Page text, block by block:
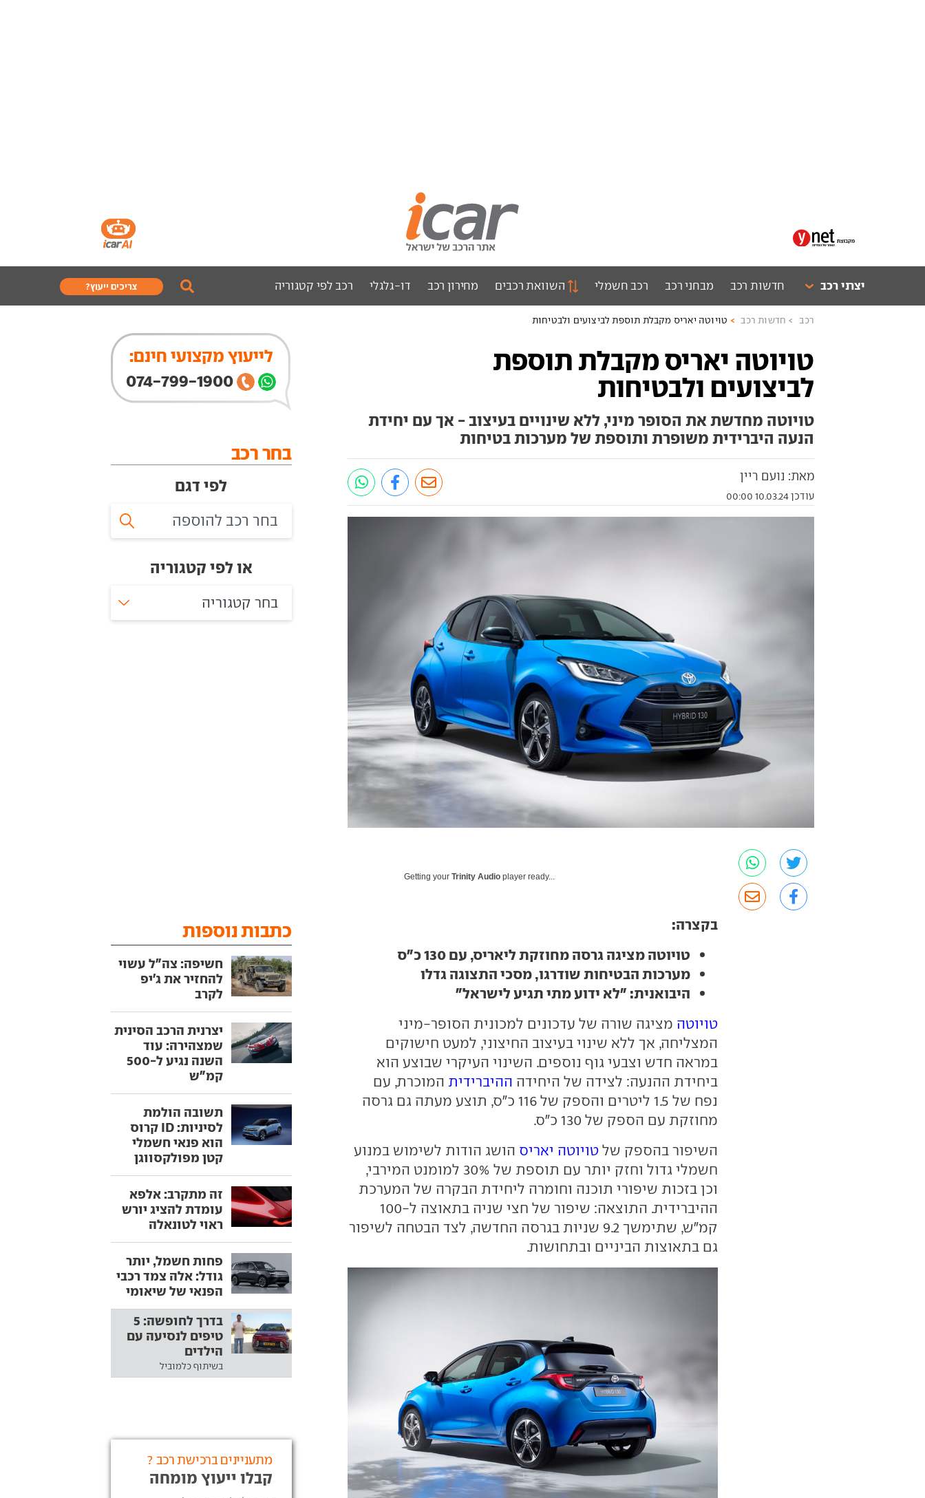
יצרני רכב חדשות רכב מבחני רכב רכב חשמלי השוואת רכבים מחירון רכב דו-גלגלי רכב לפי קטגוריה צריכים ייעוץ?
רכב חדשות רכב טויוטה יאריס מקבלת תוספת לביצועים ולבטיחות
טויוטה יאריס מקבלת תוספת
לביצועים ולבטיחות
טויוטה מחדשת את הסופר מיני, ללא שינויים בעיצוב - אך עם יחידת
הנעה היברידית משופרת ותוספת של מערכות בטיחות
מאת: נועם ריין
עודכן 10.03.24 00:00
Getting yourTrinity Audio player ready...
בקצרה:
טויוטה מציגה גרסה מחוזקת ליאריס, עם 130 כ"ס
מערכות הבטיחות שודרגו, מסכי התצוגה גדלו
היבואנית: "לא ידוע מתי תגיע לישראל"
טויוטה מציגה שורה של עדכונים למכונית הסופר-מיני
המצליחה, אך ללא שינוי בעיצוב החיצוני, למעט חישוקים
במראה חדש וצבעי גוף נוספים. השינוי העיקרי שבוצע הוא
ביחידת ההנעה: לצידה של היחידה ההיברידית המוכרת, עם
נפח של 1.5 ליטרים והספק של 116 כ"ס, תוצע מעתה גם גרסה
מחוזקת עם הספק של 130 כ"ס.
השיפור בהספק של טויוטה יאריס הושג הודות לשימוש במנוע
חשמלי גדול וחזק יותר עם תוספת של 30% למומנט המירבי,
וכן בזכות שיפורי תוכנה וחומרה ליחידת הבקרה של המערכת
ההיברידית. התוצאה: שיפור של חצי שניה בתאוצה ל-100
קמ"ש, שתימשך 9.2 שניות בגרסה החדשה, לצד הבטחה לשיפור
גם בתאוצות הביניים ובתחושות.
לייעוץ מקצועי חינם:
074-799-1900
בחר רכב
לפי דגם
או לפי קטגוריה
בחר קטגוריה
כתבות נוספות
חשיפה: צה"ל עשוי
להחזיר את ג'יפ
לקרב
יצרנית הרכב הסינית
שמצהירה: עוד
השנה נגיע ל-500
קמ"ש
תשובה הולמת
לסיניות: ID קרוס
הוא פנאי חשמלי
קטן מפולקסווגן
זה מתקרב: אלפא
עומדת להציג יורש
ראוי לטונאלה
פחות חשמל, יותר
גודל: אלה צמד רכבי
הפנאי של שיאומי
בדרך לחופשה: 5
טיפים לנסיעה עם
הילדים
בשיתוף כלמוביל
מתעניינים ברכישת רכב ?
קבלו ייעוץ מומחה